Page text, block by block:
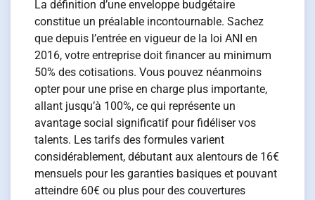
La définition d’une enveloppe budgétaire
constitue un préalable incontournable. Sachez
que depuis l’entrée en vigueur de la loi ANI en
2016, votre entreprise doit financer au minimum
50% des cotisations. Vous pouvez néanmoins
opter pour une prise en charge plus importante,
allant jusqu’à 100%, ce qui représente un
avantage social significatif pour fidéliser vos
talents. Les tarifs des formules varient
considérablement, débutant aux alentours de 16€
mensuels pour les garanties basiques et pouvant
atteindre 60€ ou plus pour des couvertures